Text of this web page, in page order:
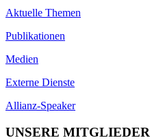
Aktuelle Themen
Publikationen
Medien
Externe Dienste
Allianz-Speaker
UNSERE MITGLIEDER